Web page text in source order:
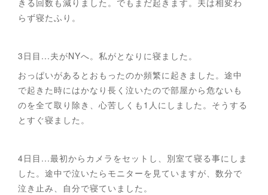
きる回数も減りました。でもまだ起きます。夫は相変わ
らず寝たふり。
3日目...夫がNYへ。私がとなりに寝ました。
おっぱいがあるとおもったのか頻繁に起きました。途中
で起きた時にはかなり長く泣いたので部屋から危ないも
のを全て取り除き、心苦しくも1人にしました。そうする
とすぐ寝ました。
4日目...最初からカメラをセットし、別室て寝る事にしま
した。途中で泣いたらモニターを見ていますが、数分で
泣き止み、自分で寝ていました。